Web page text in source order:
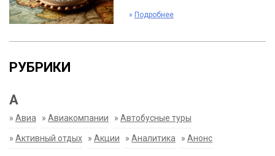
» Подробнее
РУБРИКИ
А
» Авиа » Авиакомпании » Автобусные туры
» Активный отдых » Акции » Аналитика » Анонс